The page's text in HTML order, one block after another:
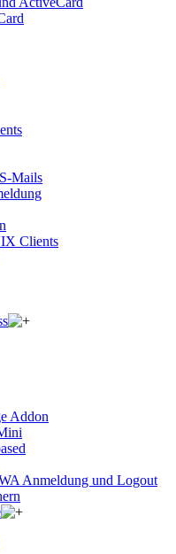
Mails
Clients
Addon
Anmeldung und Logout